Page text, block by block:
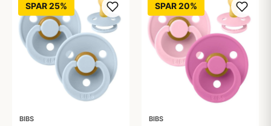
SPAR 25%
BIBS
SPAR 20%
BIBS